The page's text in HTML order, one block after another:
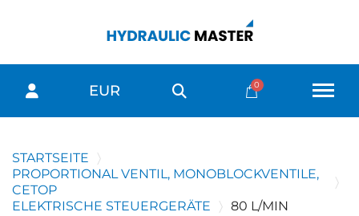
EUR
STARTSEITE
PROPORTIONAL VENTIL, MONOBLOCKVENTILE,
CETOP
ELEKTRISCHE STEUERGERÄTE
80 L/MIN